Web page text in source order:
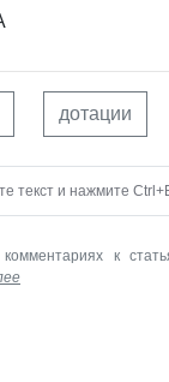
дотации
текст и нажмите
к